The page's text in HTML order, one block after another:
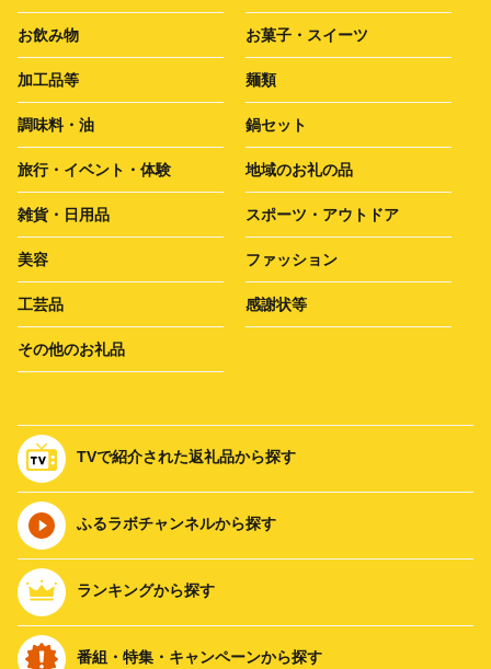
お飲み物 お菓子・スイーツ
加工品等 麺類
調味料・油 鍋セット
旅行・イベント・体験 地域のお礼の品
雑貨・日用品 スポーツ・アウトドア
美容 ファッション
工芸品 感謝状等
その他のお礼品
TVで紹介された返礼品から探す
ふるラボチャンネルから探す
ランキングから探す
番組・特集・キャンペーンから探す